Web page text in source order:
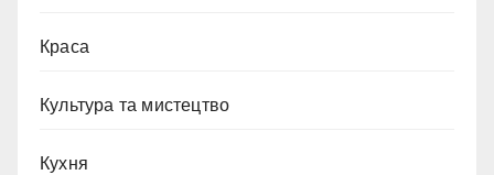
Краса
Культура та мистецтво
Кухня